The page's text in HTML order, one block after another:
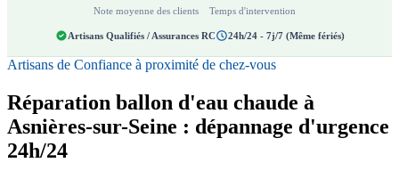
Note moyenne des clients Temps d'intervention
Artisans Qualifiés / Assurances RC 24h/24 - 7j/7 (Même fériés)
Artisans de Confiance à proximité de chez-vous
Réparation ballon d'eau chaude à
Asnières-sur-Seine : dépannage d'urgence
24h/24